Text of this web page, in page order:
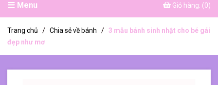
Menu Giỏ hàng: (0)
Trang chủ / Chia sẻ về bánh / 3 mẫu bánh sinh nhật cho bé gái
đẹp như mơ